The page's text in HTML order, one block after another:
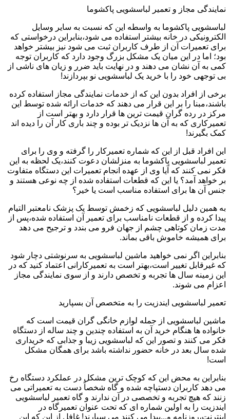
نمایندگی مجاز و تعمیر لباسشویی پاکشوما
لباسشویی پاکشوما به واسطه این که نسبت به سایر وسایل
الکترونیکی در خانه بیشتر استفاده می شود،بنابراین درخواستی که
برای تعمیرات آن از طرف کاربران ثبت می شود نیز بیشتر خواهد
بود؛ اما در این میان یک مشکل بزرگ وجود دارد که کاربران توجه
کمی به آن نشان می دهند و در نهایت باید ضرر و زیان های ناشی از
بی توجهی خود را با خرید یک لباسشویی نو بپردازند!
برخی از افراد بدون این که از خدمات نمایندگی مجاز استفاده کرده
باشند،مبنا را بر این قرار می دهند که خدمات ارائه شده توسط این
مرکز در رده گران قیمت ترین ها قرار دارد و بهتر است از
تعمیرکاری که به آن ها نزدیک تر بوده و چند باری کار آن را دیده اند
کمک بگیرند!
این افراد قبل از این که شماره تعمیرکار را گرفته و وی را برای
تعمیر لباسشویی پاکشوما به منزلشان دعوت کنند،یک لحظه به این
فکر نمی کنند که آیا وی از عهده انجام تعمیرات این دستگاه متفاوت
بر خواهد آمد؟ یا این که قطعات استفاده شده از چه نوعی هستند و
جنس آن ها برای استفاده مناسب است یا خیر؟
به همین دلیل لباسشویی که زخمش توسط یک پزشک نامعتبر التیام
پیدا کرده و از قطعات نامناسب برای تعمیر آن استفاده شده،پس از
مدت زمان کوتاهی چشم از جهان فرو می بندد و ترجیح می دهد
برای همیشه خاموش باقی بماند.
بنابراین اگر نمی خواهید ماشین لباسشویی به سرنوشتی دچار شود
که غیرقابل تغییر است،بهتر است به تعمیرکارانی اعتماد کنید که در
این زمینه سال ها تجربه و تخصص دارند و از سوی نمایندگی مجاز
اعزام می شوند.
تعمیر لباسشویی ایندزیت را به متخصص آن بسپارید
ماشین لباسشویی از جمله لوازم خانگی گران قیمت است که
خانواده ها هنگام خرید آن به استفاده چندین و چند ساله از دستگاه
فکر می کنند و تصور این که لباسشویی زیبا و جذابی که خریداری
شده سال بعد در خانه حضور نداشته باشد برای همگان مشکل
است!
بنابراین به محض این که کوچک ترین مشکل در عملکرد دستگاه رخ
می دهد کاربران دستپاچه شده و گاه شخصاً دست به تعمیراتی می
زنند که هیچ تجربه و تخصصی در آن ندارند و گاه تعمیر لباسشویی
ایندزیت را به اولین شماره ای که تحت عنوان تعمیرگاه در
اینترنت،روزنامه و...پیدا می کنند می سپارند! غافل از این که این